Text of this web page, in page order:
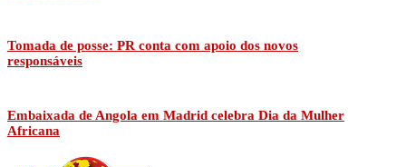
Tomada de posse: PR conta com apoio dos novos
responsáveis
Embaixada de Angola em Madrid celebra Dia da Mulher
Africana